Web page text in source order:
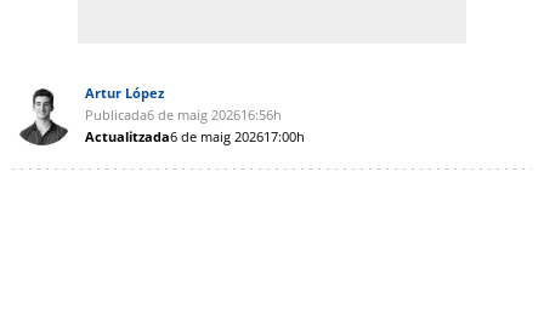
Artur López
Publicada6 de maig 202616:56h
Actualitzada6 de maig 202617:00h